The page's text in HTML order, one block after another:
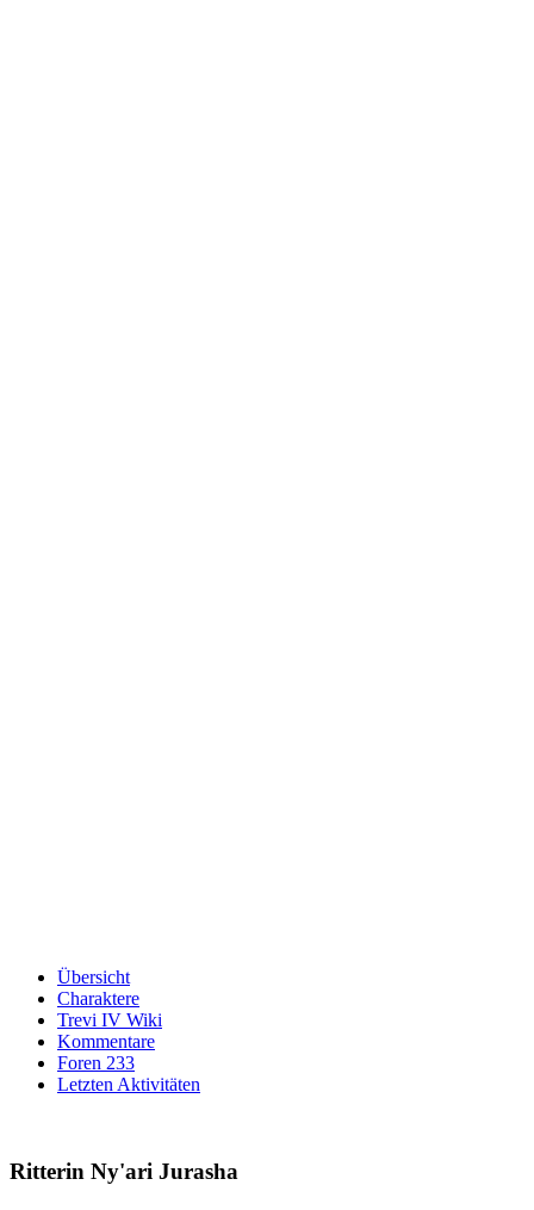
Übersicht
Charaktere
Trevi IV Wiki
Kommentare
Foren 233
Letzten Aktivitäten
Ritterin Ny'ari Jurasha